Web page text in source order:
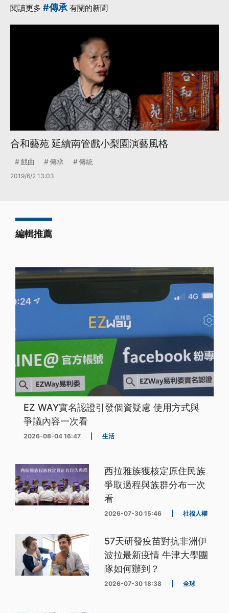
閱讀更多 #傳承 有關的新聞
合和藝苑 延續南管戲小梨園演藝風格
戲曲 傳承 傳統
2019/6/2 13:03
編輯推薦
EZ WAY實名認證引發個資疑慮 使用方式與
爭議內容一次看
2026-08-04 16:47 生活
西拉雅族獲核定原住民族
爭取過程與族群分布一次
看
2026-07-30 15:46 社福人權
57天研發疫苗對抗非洲伊
波拉最新疫情 牛津大學團
隊如何辦到？
2026-07-30 18:38 全球